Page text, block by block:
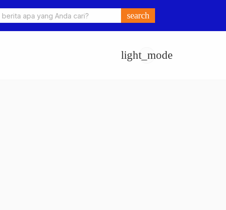
Ungkap Kasus Pengeroyokan dan Penganiayaan, Dua Pelaku
di Sumay Ditahan
search
light_mode